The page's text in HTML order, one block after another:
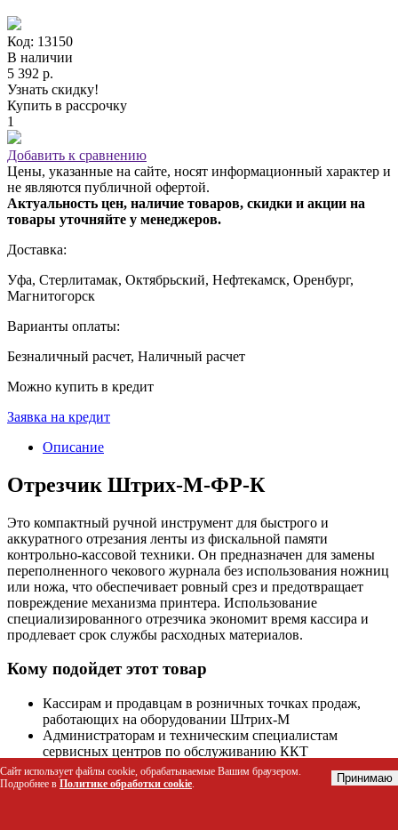
Код: 13150
В наличии
5 392 р.
Узнать скидку!
Купить в рассрочку
1
Добавить к сравнению
Цены, указанные на сайте, носят информационный характер и
не являются публичной офертой.
Актуальность цен, наличие товаров, скидки и акции на
товары уточняйте у менеджеров.
Доставка:
Уфа, Стерлитамак, Октябрьский, Нефтекамск, Оренбург,
Магнитогорск
Варианты оплаты:
Безналичный расчет, Наличный расчет
Можно купить в кредит
Заявка на кредит
Описание
Отрезчик Штрих-М-ФР-К
Это компактный ручной инструмент для быстрого и
аккуратного отрезания ленты из фискальной памяти
контрольно-кассовой техники. Он предназначен для замены
переполненного чекового журнала без использования ножниц
или ножа, что обеспечивает ровный срез и предотвращает
повреждение механизма принтера. Использование
специализированного отрезчика экономит время кассира и
продлевает срок службы расходных материалов.
Кому подойдет этот товар
Кассирам и продавцам в розничных точках продаж,
работающих на оборудовании Штрих-М
Администраторам и техническим специалистам
сервисных центров по обслуживанию ККТ
Бухгалтерам и владельцам малого бизнеса,
самостоятельно меняющим чековые ленты
Сайт использует файлы cookie, обрабатываемые Вашим браузером.
Подробнее в Политике обработки cookie. Принимаю